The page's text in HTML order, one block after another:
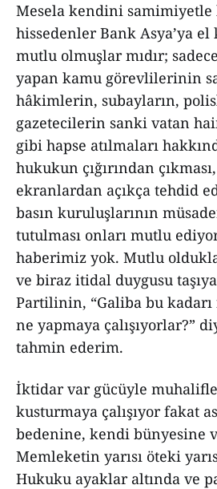
Mesela kendini
hissedenler Bank Asya’ya el
mutlu olmuşlar mıdır;
yapan kamu görevlilerinin
hâkimlerin, subayların,
gazetecilerin sanki vatan
gibi hapse atılmaları
hukukun çığırından
ekranlardan açıkça tehdid
basın kuruluşlarının
tutulması onları mutlu
haberimiz yok. Mutlu
ve biraz itidal duygusu
Partilinin, “Galiba bu
ne yapmaya çalışıyorlar?”
tahmin ederim.
İktidar var gücüyle
kusturmaya çalışıyor fakat
bedenine, kendi bünyesine
Memleketin yarısı öteki
Hukuku ayaklar altında ve